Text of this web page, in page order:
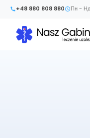
+48 880 808 880 Пн -